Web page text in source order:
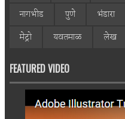
नागभीड
पुणे भंडारा
मेट्रो
यवतमाळ लेख
FEATURED VIDEO